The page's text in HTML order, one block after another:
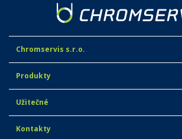
Chromservis s.r.o.
Produkty
Užitečné
Kontakty